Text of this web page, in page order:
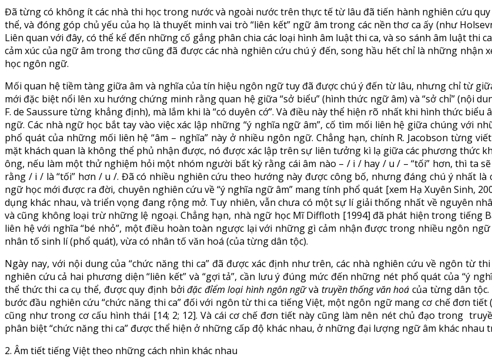
Đã từng có không ít các nhà thi học trong nước và ngoài nước trên thực tế từ lâu đã tiến hành nghiên cứu
thể, và đóng góp chủ yếu của họ là thuyết minh vai trò “liên kết” ngữ âm trong các nền thơ ca ấy (như
Liên quan với đây, có thể kể đến những cố gắng phân chia các loại hình âm luật thi ca, và so sánh âm luật thi
cảm xúc của ngữ âm trong thơ cũng đã được các nhà nghiên cứu chú ý đến, song hầu hết chỉ là những
học ngôn ngữ.
Mối quan hệ tiềm tàng giữa âm và nghĩa của tín hiệu ngôn ngữ tuy đã được chú ý đến từ lâu, nhưng chỉ từ
mới đặc biệt nổi lên xu hướng chứng minh rằng quan hệ giữa “sở biểu” (hình thức ngữ âm) và “sở chỉ” (nội
F. de Saussure từng khẳng định), mà lắm khi là “có duyên cớ”. Và điều này thể hiện rõ nhất khi hình thức
ngữ. Các nhà ngữ học bắt tay vào việc xác lập những “ý nghĩa ngữ âm”, cố tìm mối liên hệ giữa chúng với
phổ quát của những mối liên hệ “âm – nghĩa” này ở nhiều ngôn ngữ. Chẳng hạn, chính R. Jacobson từng
mặt khách quan là không thể phủ nhận được, nó được xác lập trên sự liên tưởng kì lạ giữa các phương thức
ông, nếu làm một thử nghiệm hỏi một nhóm người bất kỳ rằng cái âm nào – / i / hay / u / – “tối” hơn, thì ta
rằng / i / là “tối” hơn / u /. Đã có nhiều nghiên cứu theo hướng này được công bố, nhưng đáng chú ý nhất
ngữ học mới được ra đời, chuyên nghiên cứu về “ý nghĩa ngữ âm” mang tính phổ quát [xem Hạ Xuyên Sinh,
dụng khác nhau, và triển vọng đang rộng mở. Tuy nhiên, vẫn chưa có một sự lí giải thống nhất về nguyên
và cũng không loại trừ những lệ ngoại. Chẳng hạn, nhà ngữ học Mĩ Diffloth [1994] đã phát hiện trong tiếng
liên hệ với nghĩa “bé nhỏ”, một điều hoàn toàn ngược lại với những gì cảm nhận được trong nhiều ngôn
nhân tố sinh lí (phổ quát), vừa có nhân tố văn hoá (của từng dân tộc).
Ngày nay, với nội dung của “chức năng thi ca” đã được xác định như trên, các nhà nghiên cứu về ngôn từ
nghiên cứu cả hai phương diện “liên kết” và “gợi tả”, cần lưu ý đúng mức đến những nét phổ quát của “ý
thể thức thi ca cụ thể, được quy định bởiđặc đỉểm loại hình ngôn ngữvà truyền thống văn hoá của từng dân
bước đầu nghiên cứu “chức năng thi ca” đối với ngôn từ thi ca tiếng Việt, một ngôn ngữ mang cơ chế đơn
cũng như trong cơ cấu hình thái [14; 2; 12]. Và cái cơ chế đơn tiết này cũng làm nên nét chủ đạo trong
phân biệt “chức năng thi ca” được thể hiện ở những cấp độ khác nhau, ở những đại lượng ngữ âm khác nhau
2. Âm tiết tiếng Việt theo những cách nhìn khác nhau